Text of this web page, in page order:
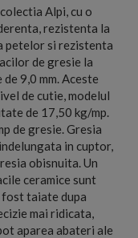
Alpi, cu o
rezistenta la
petelor si rezistenta
de gresie la
9,0 mm. Aceste
de cutie, modelul
de 17,50 kg/mp.
de gresie. Gresia
in cuptor,
obisnuita. Un
ceramice sunt
taiate dupa
mai ridicata,
aparea abateri ale